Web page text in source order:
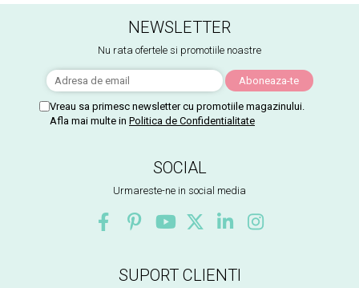
NEWSLETTER
Nu rata ofertele si promotiile noastre
Vreau sa primesc newsletter cu promotiile magazinului.
Afla mai multe in Politica de Confidentialitate
SOCIAL
Urmareste-ne in social media
SUPORT CLIENTI